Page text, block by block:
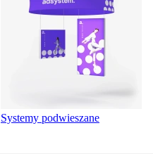
Systemy podwieszane